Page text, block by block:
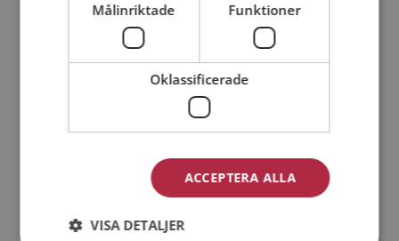
Jag är en: Man Kvinna
Min ålder:
Målinriktade Funktioner
Oklassificerade
ACCEPTERA ALLA
VISA DETALJER